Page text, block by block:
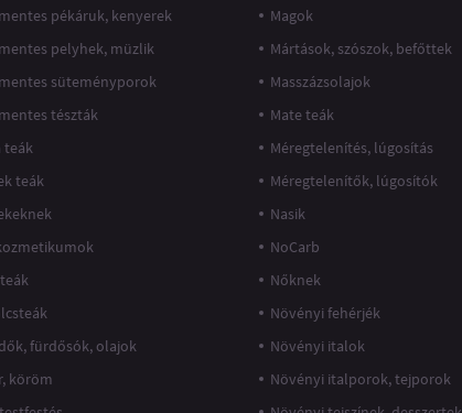
pékáruk, kenyerek
pelyhek, müzlik
süteményporok
tészták
teák
teák
fürdősók, olajok
köröm
Magok
Mártások, szószok, befőttek
Masszázsolajok
Mate teák
Méregtelenítés, lúgosítás
Méregtelenítők, lúgosítók
Nasik
NoCarb
Nőknek
Növényi fehérjék
Növényi italok
Növényi italporok, tejporok